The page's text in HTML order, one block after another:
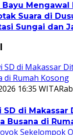
Mengawal
Suara di
Sungai dan
16:35 WITA
SD di Makassar
Busana di